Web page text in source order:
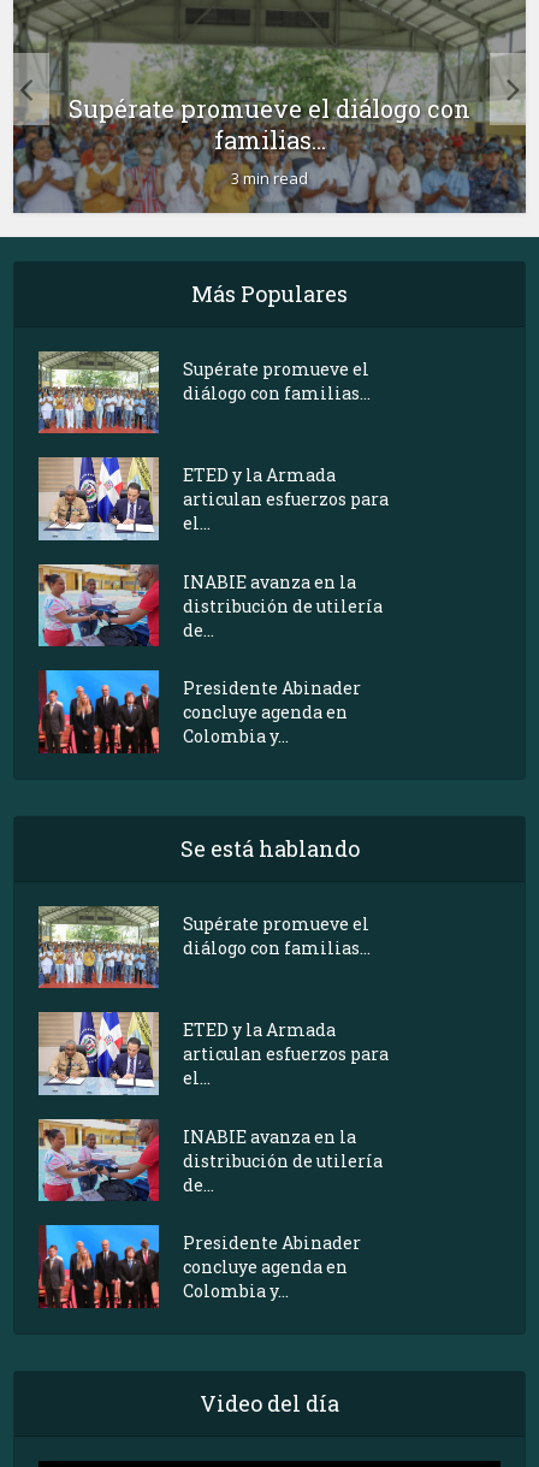
Supérate promueve el diálogo con
familias...
3 min read
Más Populares
Supérate promueve el
diálogo con familias...
ETED y la Armada
articulan esfuerzos para
el...
INABIE avanza en la
distribución de utilería
de...
Presidente Abinader
concluye agenda en
Colombia y...
Se está hablando
Supérate promueve el
diálogo con familias...
ETED y la Armada
articulan esfuerzos para
el...
INABIE avanza en la
distribución de utilería
de...
Presidente Abinader
concluye agenda en
Colombia y...
Video del día